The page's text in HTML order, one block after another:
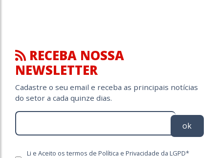
RECEBA NOSSA
NEWSLETTER
Cadastre o seu email e receba as principais notícias
do setor a cada quinze dias.
ok
Li e Aceito os termos de Política e Privacidade da LGPD*